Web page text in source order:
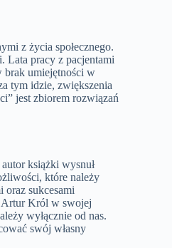
z życia społecznego.
Lata pracy z pacjentami
brak umiejętności w
tym idzie, zwiększenia
jest zbiorem rozwiązań
książki wysnuł
które należy
sukcesami
Artur Król w swojej
wyłącznie od nas.
swój własny